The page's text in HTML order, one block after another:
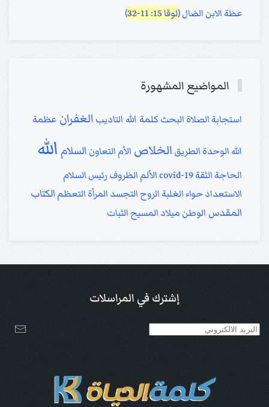
عظة الابن الضال (لوقا 15: 11-32 )
المواضيع المشهورة
استجابة الصلاة البحث كلمة الله التاديب الغفران عظمة
الله الوحدة الطريق الخلاص الأم التعاون السلام الله
الحاجة الثقةcovid-19الألم الظروف رئيس السلام
الاستعدادحواء الغلبة الروح التجسد المرأة التعظم الكتاب
المقدس الوطن ميلاد المسيح الثبات
إشترك في المراسلات